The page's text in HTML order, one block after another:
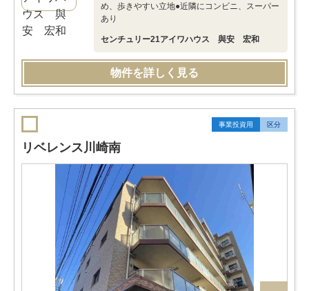
め、歩きやすい立地●近隣にコンビニ、スーパー
あり
センチュリー21アイワハウス 與安 宏和
物件を詳しく見る
事業投資用 区分
リベレンス川崎南